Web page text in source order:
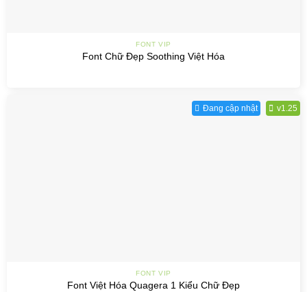
FONT VIP
Font Chữ Đẹp Soothing Việt Hóa
Đang cập nhật v1.25
FONT VIP
Font Việt Hóa Quagera 1 Kiểu Chữ Đẹp